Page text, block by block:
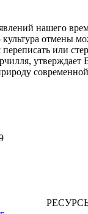
нашего
отмены
или
утверждает